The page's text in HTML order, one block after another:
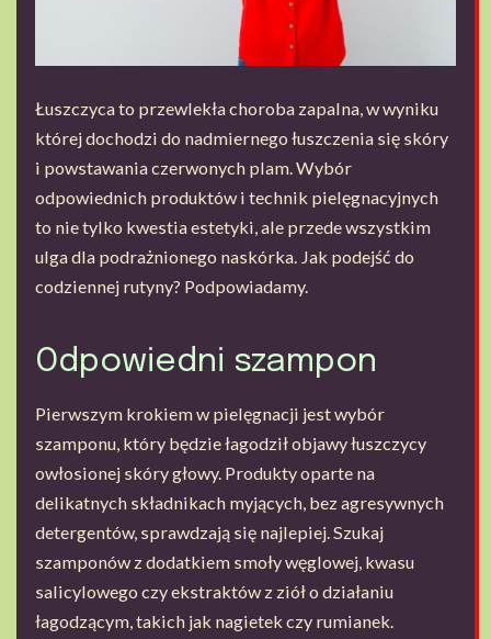
Łuszczyca to przewlekła choroba zapalna, w wyniku
której dochodzi do nadmiernego łuszczenia się skóry
i powstawania czerwonych plam. Wybór
odpowiednich produktów i technik pielęgnacyjnych
to nie tylko kwestia estetyki, ale przede wszystkim
ulga dla podrażnionego naskórka. Jak podejść do
codziennej rutyny? Podpowiadamy.
Odpowiedni szampon
Pierwszym krokiem w pielęgnacji jest wybór
szamponu, który będzie łagodził objawy łuszczycy
owłosionej skóry głowy. Produkty oparte na
delikatnych składnikach myjących, bez agresywnych
detergentów, sprawdzają się najlepiej. Szukaj
szamponów z dodatkiem smoły węglowej, kwasu
salicylowego czy ekstraktów z ziół o działaniu
łagodzącym, takich jak nagietek czy rumianek.